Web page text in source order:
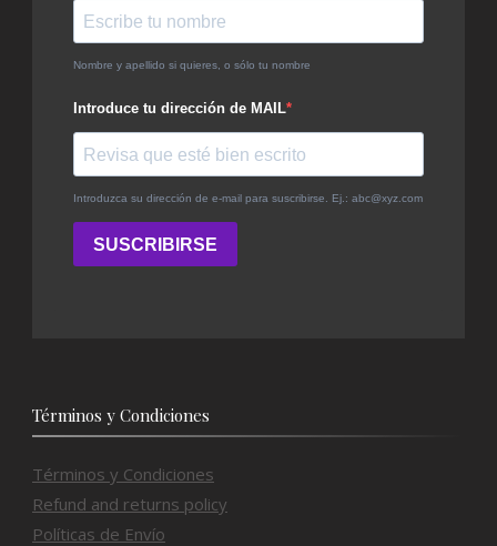
Términos y Condiciones
Términos y Condiciones
Refund and returns policy
Políticas de Envío